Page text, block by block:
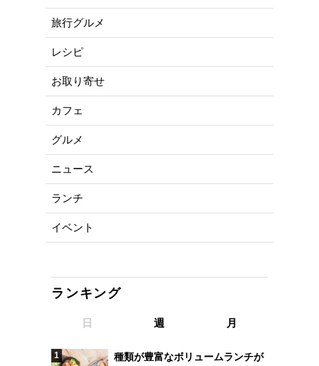
旅行グルメ
レシピ
お取り寄せ
カフェ
グルメ
ニュース
ランチ
イベント
ランキング
日 週 月
種類が豊富なボリュームランチが